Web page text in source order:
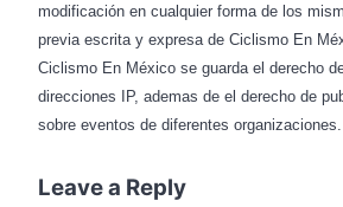
modificación en cualquier forma de los
previa escrita y expresa de Ciclismo En
Ciclismo En México se guarda el derecho
direcciones IP, ademas de el derecho de
sobre eventos de diferentes organizaciones.
Leave a Reply